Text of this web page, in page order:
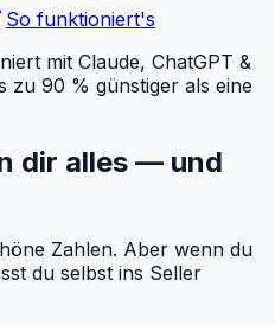
So funktioniert's
mit Claude, ChatGPT &
zu 90 % günstiger als eine
dir alles — und
Zahlen. Aber wenn du
du selbst ins Seller